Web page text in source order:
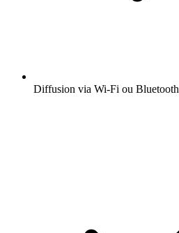
Diffusion via Wi-Fi ou Bluetooth